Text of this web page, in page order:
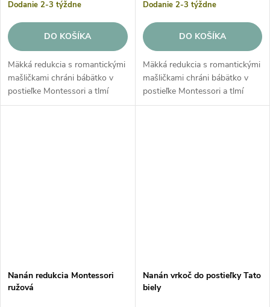
Dodanie 2-3 týždne
DO KOŠÍKA
Mäkká redukcia s romantickými
mašličkami chráni bábätko v
postieľke Montessori a tlmí
prípadné nárazy. Redukcia je
Dodanie 2-3 týždne
DO KOŠÍKA
Mäkká redukcia s romantickými
mašličkami chráni bábätko v
postieľke Montessori a tlmí
prípadné nárazy. Redukcia je
Nanán redukcia Montessori
ružová
Nanán vrkoč do postieľky Tato
biely